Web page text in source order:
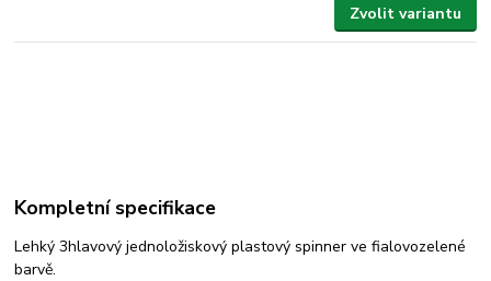
Zvolit variantu
Kompletní specifikace
Lehký 3hlavový jednoložiskový plastový spinner ve fialovozelené
barvě.